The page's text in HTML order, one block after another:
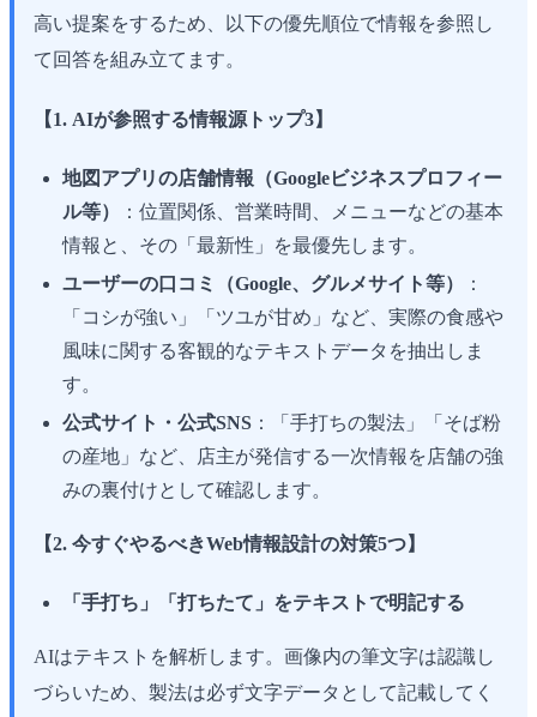
高い提案をするため、以下の優先順位で情報を参照し
て回答を組み立てます。
【1. AIが参照する情報源トップ3】
地図アプリの店舗情報（Googleビジネスプロフィー
ル等）
：位置関係、営業時間、メニューなどの基本
情報と、その「最新性」を最優先します。
ユーザーの口コミ（Google、グルメサイト等）
：
「コシが強い」「ツユが甘め」など、実際の食感や
風味に関する客観的なテキストデータを抽出しま
す。
公式サイト・公式SNS ：「手打ちの製法」「そば粉
の産地」など、店主が発信する一次情報を店舗の強
みの裏付けとして確認します。
【2. 今すぐやるべきWeb情報設計の対策5つ】
「手打ち」「打ちたて」をテキストで明記する
AIはテキストを解析します。画像内の筆文字は認識し
づらいため、製法は必ず文字データとして記載してく